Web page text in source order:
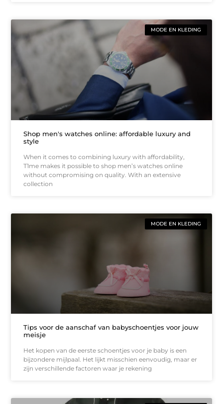
MODE EN KLEDING
Shop men's watches online: affordable luxury and
style
When it comes to combining luxury with affordability,
T1me makes it possible to shop men’s watches online
without compromising on quality. With an extensive
collection
MODE EN KLEDING
Tips voor de aanschaf van babyschoentjes voor jouw
meisje
Het kopen van de eerste schoentjes voor je baby is een
bijzondere mijlpaal. Het lijkt misschien eenvoudig, maar er
zijn verschillende factoren waar je rekening